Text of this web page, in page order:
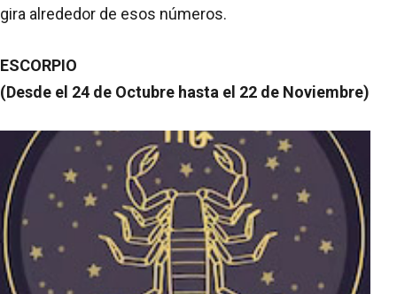
gira alrededor de esos números.
ESCORPIO
(Desde el 24 de Octubre hasta el 22 de Noviembre)